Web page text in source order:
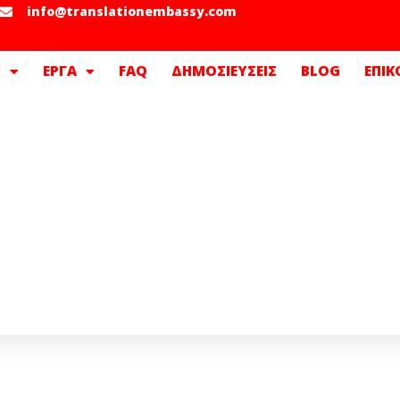
info@translationembassy.com
ΕΡΓΑ FAQ ΔΗΜΟΣΙΕΥΣΕΙΣ BLOG